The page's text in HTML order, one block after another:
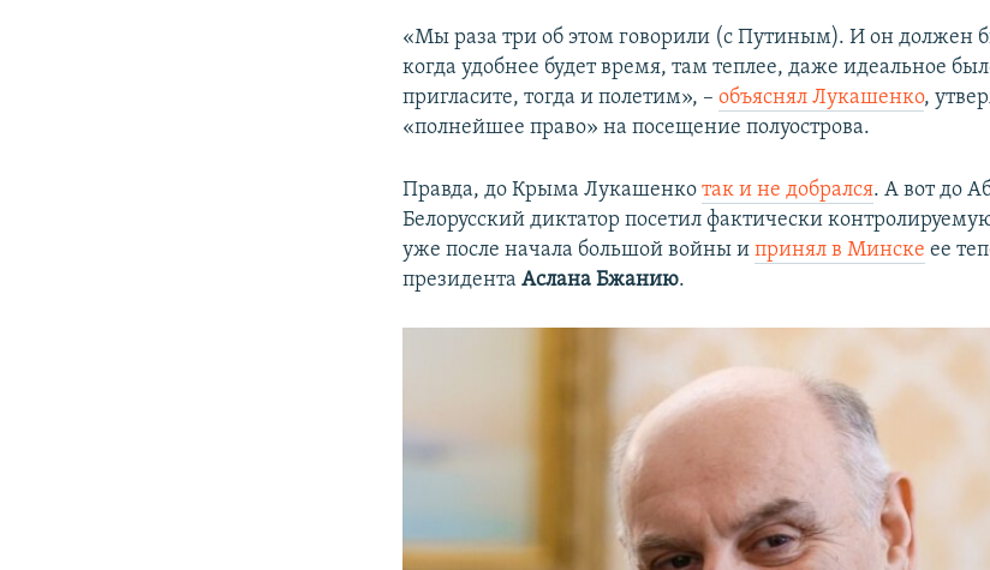
«Мы раза три об этом говорили (с Путиным). И он должен
когда удобнее будет время, там теплее, даже идеальное
пригласите, тогда и полетим», –объяснял Лукашенко,
«полнейшее право» на посещение полуострова.
Правда, до Крыма Лукашенкотак и не добрался. А вот до
Белорусский диктатор посетил фактически
уже после начала большой войны ипринял в Минске ее
президентаАслана Бжанию.